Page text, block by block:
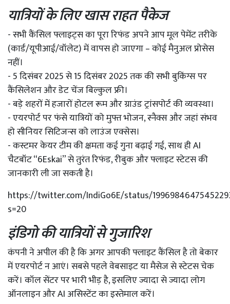
यात्रियों के लिए खास राहत पैकेज
- सभी कैंसिल फ्लाइट्स का पूरा रिफंड अपने आप मूल पेमेंट तरीके
(कार्ड/यूपीआई/वॉलेट) में वापस हो जाएगा – कोई मैनुअल प्रोसेस
नहीं।
- 5 दिसंबर 2025 से 15 दिसंबर 2025 तक की सभी बुकिंग्स पर
कैंसिलेशन और डेट चेंज बिल्कुल फ्री।
- बड़े शहरों में हजारों होटल रूम और ग्राउंड ट्रांसपोर्ट की व्यवस्था।
- एयरपोर्ट पर फंसे यात्रियों को मुफ्त भोजन, स्नैक्स और जहां संभव
हो सीनियर सिटिजन्स को लाउंज एक्सेस।
- कस्टमर केयर टीम की क्षमता कई गुना बढ़ाई गई, साथ ही AI
चैटबॉट “6Eskai” से तुरंत रिफंड, रीबुक और फ्लाइट स्टेटस की
जानकारी ली जा सकती है।
https://twitter.com/IndiGo6E/status/
s=20
इंडिगो की यात्रियों से गुजारिश
कंपनी ने अपील की है कि अगर आपकी फ्लाइट कैंसिल है तो बेकार
में एयरपोर्ट न आएं। सबसे पहले वेबसाइट या मैसेज से स्टेटस चेक
करें। कॉल सेंटर पर भारी भीड़ है, इसलिए ज्यादा से ज्यादा लोग
ऑनलाइन और AI असिस्टेंट का इस्तेमाल करें।